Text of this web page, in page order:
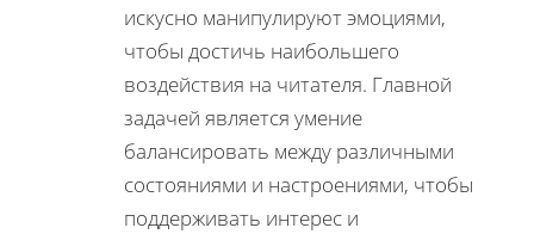
искусно манипулируют эмоциями,
чтобы достичь наибольшего
воздействия на читателя. Главной
задачей является умение
балансировать между различными
состояниями и настроениями, чтобы
поддерживать интерес и